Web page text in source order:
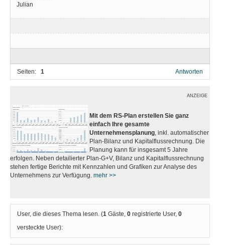
Julian
Seiten: 1 Antworten
ANZEIGE
Mit dem RS-Plan erstellen Sie ganz
einfach Ihre gesamte
Unternehmensplanung , inkl. automatischer
Plan-Bilanz und Kapitalflussrechnung. Die
Planung kann für insgesamt 5 Jahre
erfolgen. Neben detailierter Plan-G+V, Bilanz und Kapitalflussrechnung
stehen fertige Berichte mit Kennzahlen und Grafiken zur Analyse des
Unternehmens zur Verfügung. mehr >>
User, die dieses Thema lesen. (1 Gäste,0 registrierte User,0
versteckte User):